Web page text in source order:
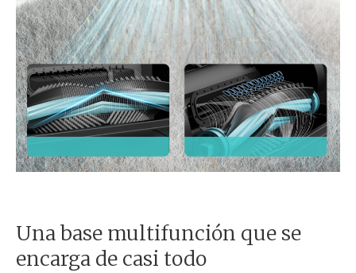
Una base multifunción que se
encarga de casi todo